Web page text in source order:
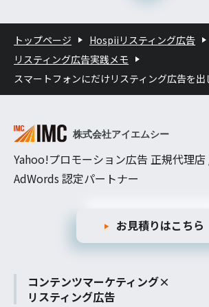
トップページ
Hospiiリスティング広告
リスティング広告実践メモ
スマートフォンにだけリスティング広告を
Yahoo!プロモーション広告 正規代理
AdWords 認定パートナー
お見積りはこちら
コンテンツマーケティング×
リスティング広告